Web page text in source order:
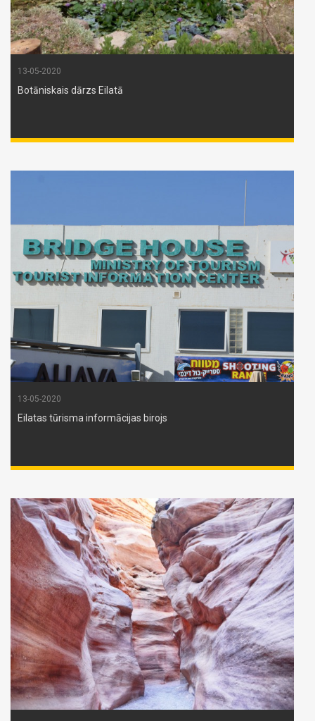
13-05-2020
Botāniskais dārzs Eilatā
13-05-2020
Eilatas tūrisma informācijas birojs